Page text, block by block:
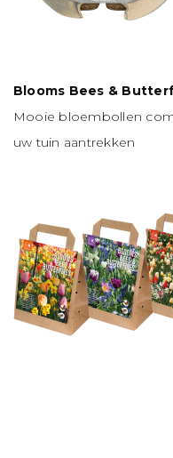
Blooms Bees &
Mooie bloembollen
uw tuin aantrekken